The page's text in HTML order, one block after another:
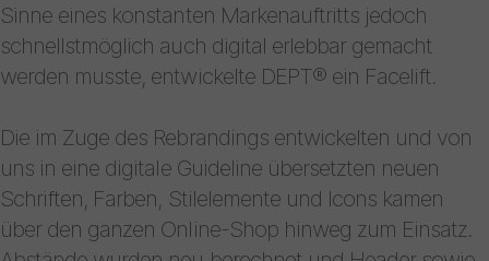
Sinne eines konstanten Markenauftritts jedoch
schnellstmöglich auch digital erlebbar gemacht
werden musste, entwickelte DEPT® ein Facelift.
Die im Zuge des Rebrandings entwickelten und von
uns in eine digitale Guideline übersetzten neuen
Schriften, Farben, Stilelemente und Icons kamen
über den ganzen Online-Shop hinweg zum Einsatz.